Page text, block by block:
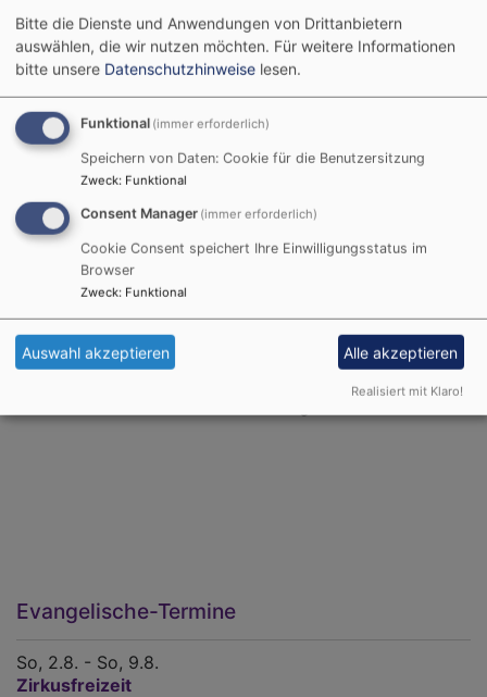
Rummelsberger Diakon auf Ihre Pfarrstelle. Das kommt
mittlerweile öfter vor. Bedeutet aber für Sie, dass
einfach Manches anders und Anderes gleich ist - wie
immer, wenn ein neuer Hauptamtlicher kommt. Und ich
freue mich auf das neue Arbeitsfeld: auf die
Gottesdienste (traditionell, modern oder auch mal
ganz anders), Taufen, Hochzeiten, Beerdigungen,
Geburtstagsbesuche, Gruppen und Kreise usw.
Besonders freue ich mich darüber, dass ich bei Ihnen
für alle Altersgruppen da sein darf!
In das Hüttenheimer Pfarrhaus ziehe ich gemeinsam
Judy ein. Ich freue mich jetzt schon auf die vielen
Evangelische-Termine
So, 2.8. - So, 9.8.
Zirkusfreizeit
Bitte die Dienste und Anwendungen von Drittanbietern
auswählen, die wir nutzen möchten. Für weitere Informationen
bitte unsere Datenschutzhinweise lesen.
Funktional (immer erforderlich)
Speichern von Daten: Cookie für die Benutzersitzung
Zweck: Funktional
Consent Manager (immer erforderlich)
Cookie Consent speichert Ihre Einwilligungsstatus im
Browser
Zweck: Funktional
Auswahl akzeptieren Alle akzeptieren
Realisiert mit Klaro!